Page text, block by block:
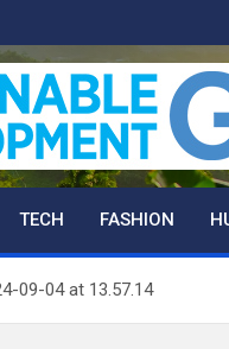
TECH FASHION
09-04 at 13.57.14